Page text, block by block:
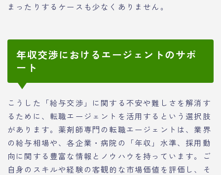
まったりするケースも少なくありません。
年収交渉におけるエージェントのサポ
ート
こうした「給与交渉」に関する不安や難しさを解消す
るために、転職エージェントを活用するという選択肢
があります。薬剤師専門の転職エージェントは、業界
の給与相場や、各企業・病院の「年収」水準、採用動
向に関する豊富な情報とノウハウを持っています。ご
自身のスキルや経験の客観的な市場価値を評価し、そ